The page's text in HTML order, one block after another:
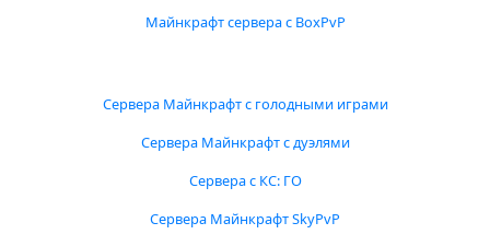
Майнкрафт сервера с BoxPvP
Сервера Майнкрафт с голодными играми
Сервера Майнкрафт с дуэлями
Сервера с КС: ГО
Сервера Майнкрафт SkyPvP